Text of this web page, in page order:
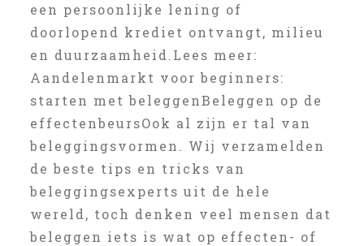
een persoonlijke lening of
doorlopend krediet ontvangt, milieu
en duurzaamheid.Lees meer:
Aandelenmarkt voor beginners:
starten met beleggenBeleggen op de
effectenbeursOok al zijn er tal van
beleggingsvormen. Wij verzamelden
de beste tips en tricks van
beleggingsexperts uit de hele
wereld, toch denken veel mensen dat
beleggen iets is wat op effecten- of